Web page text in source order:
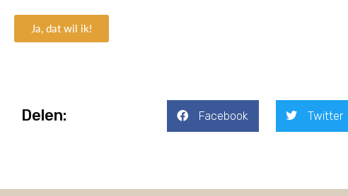
Ja, dat wil ik!
Delen: Facebook Twitter